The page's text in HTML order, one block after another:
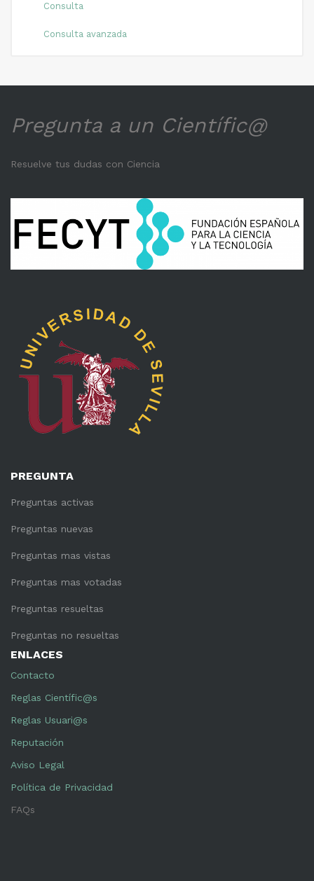
Consulta
Consulta avanzada
Pregunta a un Científic@
Resuelve tus dudas con Ciencia
PREGUNTA
Preguntas activas
Preguntas nuevas
Preguntas mas vistas
Preguntas mas votadas
Preguntas resueltas
Preguntas no resueltas
ENLACES
Contacto
Reglas Científic@s
Reglas Usuari@s
Reputación
Aviso Legal
Política de Privacidad
FAQs